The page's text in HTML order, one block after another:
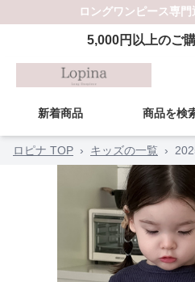
ロングワンピース専門
5,000円以上のご
新着商品 商品を検
ロピナ TOP › キッズの一覧 ›